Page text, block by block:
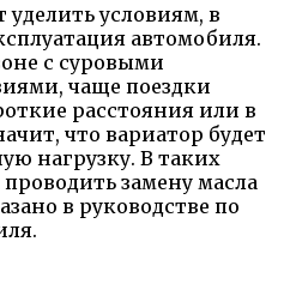
условиям, в
автомобиля.
с суровыми
чаще поездки
расстояния или в
что вариатор будет
нагрузку. В таких
замену масла
в руководстве по